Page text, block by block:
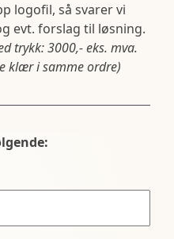
logofil, så svarer vi
evt. forslag til løsning.
trykk: 3000,- eks. mva.
klær i samme ordre)